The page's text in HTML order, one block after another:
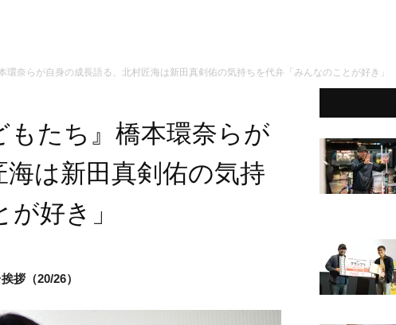
環奈らが自身の成長語る、北村匠海は新田真剣佑の気持ちを代弁「みんなのことが好き」
もたち』橋本環奈らが
は新田真剣佑の気持
好き」
拶（20/26）